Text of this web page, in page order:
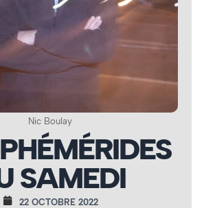
Nic Boulay
SAMEDI
22 OCTOBRE 2022